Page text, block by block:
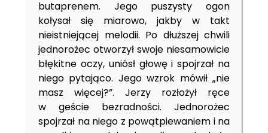
butaprenem. Jego puszysty ogon
kołysał się miarowo, jakby w takt
nieistniejącej melodii. Po dłuższej chwili
jednorożec otworzył swoje niesamowicie
błękitne oczy, uniósł głowę i spojrzał na
niego pytająco. Jego wzrok mówił „nie
masz więcej?”. Jerzy rozłożył ręce
w geście bezradności. Jednorożec
spojrzał na niego z powątpiewaniem i na